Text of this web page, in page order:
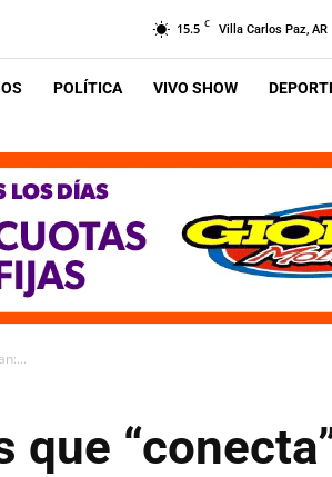
15.5 C Villa Carlos Paz, AR
POLÍTICA VIVO SHOW
que